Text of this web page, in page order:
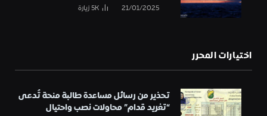
21/01/2025
5Kزيارة
اختيارات المحرر
تحذير من رسائل مساعدة طالبة منحة تُدعى
“تغريد قدام” محاولات نصب واحتيال